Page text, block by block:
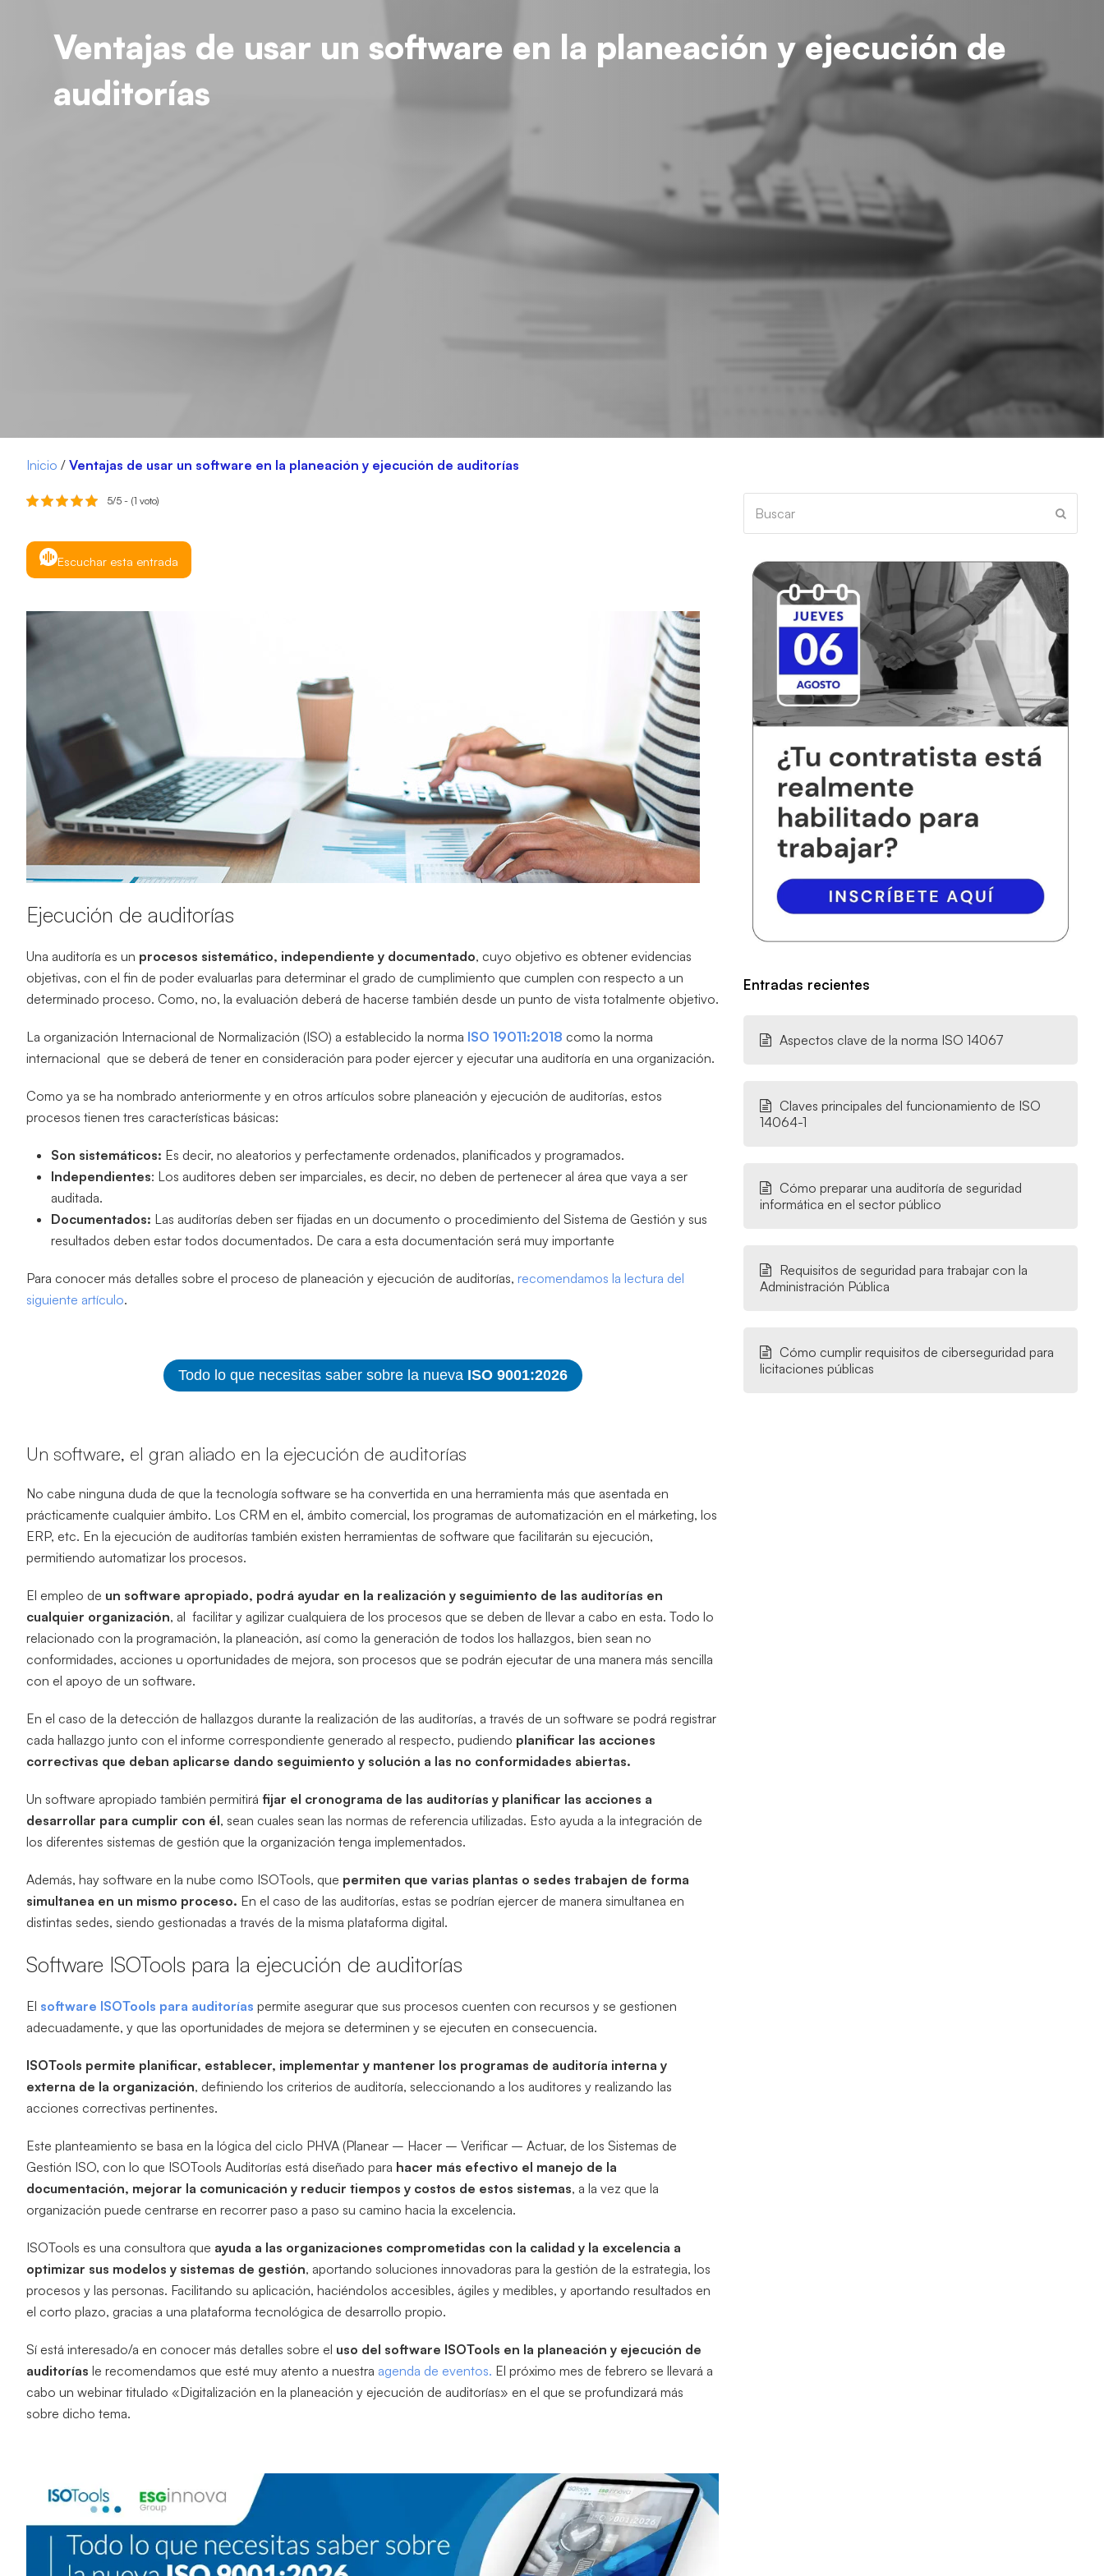
Ventajas de usar un software en la planeación y ejecución de
auditorías
Inicio / Ventajas de usar un software en la planeación y ejecución de auditorías
5/5 - (1 voto)
Escuchar esta entrada
Ejecución de auditorías
Una auditoría es un procesos sistemático, independiente y documentado, cuyo objetivo es obtener evidencias
objetivas, con el fin de poder evaluarlas para determinar el grado de cumplimiento que cumplen con respecto a un
determinado proceso. Como, no, la evaluación deberá de hacerse también desde un punto de vista totalmente objetivo.
La organización Internacional de Normalización (ISO) a establecido la norma ISO 19011:2018 como la norma
internacional que se deberá de tener en consideración para poder ejercer y ejecutar una auditoría en una organización.
Como ya se ha nombrado anteriormente y en otros artículos sobre planeación y ejecución de auditorías, estos
procesos tienen tres características básicas:
Son sistemáticos: Es decir, no aleatorios y perfectamente ordenados, planificados y programados.
Independientes: Los auditores deben ser imparciales, es decir, no deben de pertenecer al área que vaya a ser
auditada.
Documentados: Las auditorías deben ser fijadas en un documento o procedimiento del Sistema de Gestión y sus
resultados deben estar todos documentados. De cara a esta documentación será muy importante
Para conocer más detalles sobre el proceso de planeación y ejecución de auditorías, recomendamos la lectura del
siguiente artículo.
Todo lo que necesitas saber sobre la nueva ISO 9001:2026
Un software, el gran aliado en la ejecución de auditorías
No cabe ninguna duda de que la tecnología software se ha convertida en una herramienta más que asentada en
prácticamente cualquier ámbito. Los CRM en el, ámbito comercial, los programas de automatización en el márketing, los
ERP, etc. En la ejecución de auditorías también existen herramientas de software que facilitarán su ejecución,
permitiendo automatizar los procesos.
El empleo de un software apropiado, podrá ayudar en la realización y seguimiento de las auditorías en
cualquier organización, al facilitar y agilizar cualquiera de los procesos que se deben de llevar a cabo en esta. Todo lo
relacionado con la programación, la planeación, así como la generación de todos los hallazgos, bien sean no
conformidades, acciones u oportunidades de mejora, son procesos que se podrán ejecutar de una manera más sencilla
con el apoyo de un software.
En el caso de la detección de hallazgos durante la realización de las auditorías, a través de un software se podrá registrar
cada hallazgo junto con el informe correspondiente generado al respecto, pudiendo planificar las acciones
correctivas que deban aplicarse dando seguimiento y solución a las no conformidades abiertas.
Un software apropiado también permitirá fijar el cronograma de las auditorías y planificar las acciones a
desarrollar para cumplir con él, sean cuales sean las normas de referencia utilizadas. Esto ayuda a la integración de
los diferentes sistemas de gestión que la organización tenga implementados.
Además, hay software en la nube como ISOTools, que permiten que varias plantas o sedes trabajen de forma
simultanea en un mismo proceso. En el caso de las auditorías, estas se podrían ejercer de manera simultanea en
distintas sedes, siendo gestionadas a través de la misma plataforma digital.
Software ISOTools para la ejecución de auditorías
El software ISOTools para auditorías permite asegurar que sus procesos cuenten con recursos y se gestionen
adecuadamente, y que las oportunidades de mejora se determinen y se ejecuten en consecuencia.
ISOTools permite planificar, establecer, implementar y mantener los programas de auditoría interna y
externa de la organización, definiendo los criterios de auditoría, seleccionando a los auditores y realizando las
acciones correctivas pertinentes.
Este planteamiento se basa en la lógica del ciclo PHVA (Planear – Hacer – Verificar – Actuar, de los Sistemas de
Gestión ISO, con lo que ISOTools Auditorías está diseñado para hacer más efectivo el manejo de la
documentación, mejorar la comunicación y reducir tiempos y costos de estos sistemas, a la vez que la
organización puede centrarse en recorrer paso a paso su camino hacia la excelencia.
ISOTools es una consultora que ayuda a las organizaciones comprometidas con la calidad y la excelencia a
optimizar sus modelos y sistemas de gestión, aportando soluciones innovadoras para la gestión de la estrategia, los
procesos y las personas. Facilitando su aplicación, haciéndolos accesibles, ágiles y medibles, y aportando resultados en
el corto plazo, gracias a una plataforma tecnológica de desarrollo propio.
Sí está interesado/a en conocer más detalles sobre el uso del software ISOTools en la planeación y ejecución de
auditorías le recomendamos que esté muy atento a nuestra agenda de eventos. El próximo mes de febrero se llevará a
cabo un webinar titulado «Digitalización en la planeación y ejecución de auditorías» en el que se profundizará más
sobre dicho tema.
Entradas recientes
Aspectos clave de la norma ISO 14067
Claves principales del funcionamiento de ISO
14064-1
Cómo preparar una auditoría de seguridad
informática en el sector público
Requisitos de seguridad para trabajar con la
Administración Pública
Cómo cumplir requisitos de ciberseguridad para
licitaciones públicas